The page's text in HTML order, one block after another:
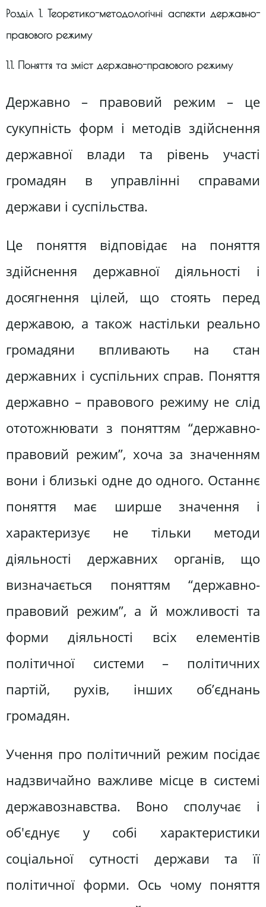
Розділ 1. Теоретико-методологічні аспекти державно-
правового режиму
1.1. Поняття та зміст державно-правового режиму
Державно – правовий режим – це
сукупність форм і методів здійснення
державної влади та рівень участі
громадян в управлінні справами
держави і суспільства.
Це поняття відповідає на поняття
здійснення державної діяльності і
досягнення цілей, що стоять перед
державою, а також настільки реально
громадяни впливають на стан
державних і суспільних справ. Поняття
державно – правового режиму не слід
ототожнювати з поняттям “державно-
правовий режим”, хоча за значенням
вони і близькі одне до одного. Останнє
поняття має ширше значення і
характеризує не тільки методи
діяльності державних органів, що
визначається поняттям “державно-
правовий режим”, а й можливості та
форми діяльності всіх елементів
політичної системи – політичних
партій, рухів, інших об’єднань
громадян.
Учення про політичний режим посідає
надзвичайно важливе місце в системі
державознавства. Воно сполучає і
об'єднує у собі характеристики
соціальної сутності держави та її
політичної форми. Ось чому поняття